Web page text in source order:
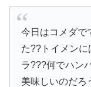
今日はコメダで
た??トイメン
ラ???何でハン
美味しいのだろ